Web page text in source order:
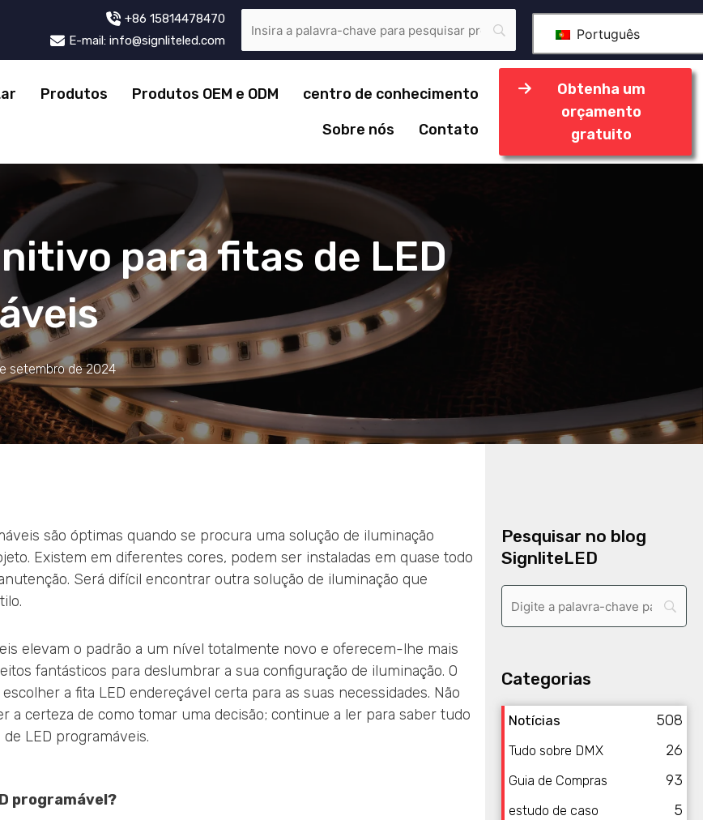
+86 15814478470
E-mail: info@signliteled.com
Português
Produtos Produtos OEM e ODM
centro de conhecimento
Sobre nós
Contato
Obtenha um
orçamento
gratuito
para fitas de LED
setembro de 2024
são óptimas quando se procura uma solução de iluminação
Existem em diferentes cores, podem ser instaladas em quase todo
Será difícil encontrar outra solução de iluminação que
elevam o padrão a um nível totalmente novo e oferecem-lhe mais
fantásticos para deslumbrar a sua configuração de iluminação. O
a fita LED endereçável certa para as suas necessidades. Não
a certeza de como tomar uma decisão; continue a ler para saber tudo
LED programáveis.
programável?
Pesquisar no blog
SignliteLED
Categorias
Notícias 508
Tudo sobre DMX 26
Guia de Compras 93
estudo de caso 5